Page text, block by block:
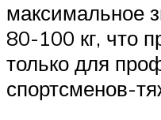
максимальное
80-100 кг, что
только для
спортсменов-